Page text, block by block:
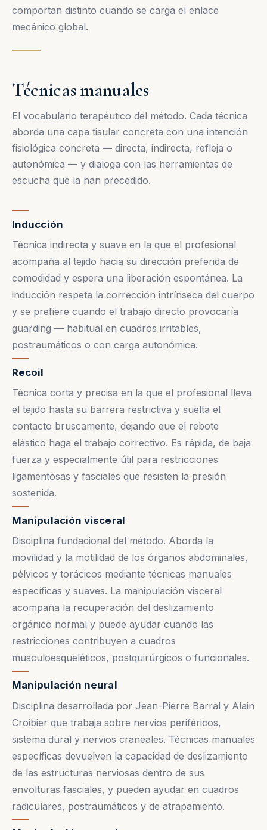
comportan distinto cuando se carga el enlace
mecánico global.
Técnicas manuales
El vocabulario terapéutico del método. Cada técnica
aborda una capa tisular concreta con una intención
fisiológica concreta — directa, indirecta, refleja o
autonómica — y dialoga con las herramientas de
escucha que la han precedido.
Inducción
Técnica indirecta y suave en la que el profesional
acompaña al tejido hacia su dirección preferida de
comodidad y espera una liberación espontánea. La
inducción respeta la corrección intrínseca del cuerpo
y se prefiere cuando el trabajo directo provocaría
guarding — habitual en cuadros irritables,
postraumáticos o con carga autonómica.
Recoil
Técnica corta y precisa en la que el profesional lleva
el tejido hasta su barrera restrictiva y suelta el
contacto bruscamente, dejando que el rebote
elástico haga el trabajo correctivo. Es rápida, de baja
fuerza y especialmente útil para restricciones
ligamentosas y fasciales que resisten la presión
sostenida.
Manipulación visceral
Disciplina fundacional del método. Aborda la
movilidad y la motilidad de los órganos abdominales,
pélvicos y torácicos mediante técnicas manuales
específicas y suaves. La manipulación visceral
acompaña la recuperación del deslizamiento
orgánico normal y puede ayudar cuando las
restricciones contribuyen a cuadros
musculoesqueléticos, postquirúrgicos o funcionales.
Manipulación neural
Disciplina desarrollada por Jean-Pierre Barral y Alain
Croibier que trabaja sobre nervios periféricos,
sistema dural y nervios craneales. Técnicas manuales
específicas devuelven la capacidad de deslizamiento
de las estructuras nerviosas dentro de sus
envolturas fasciales, y pueden ayudar en cuadros
radiculares, postraumáticos y de atrapamiento.